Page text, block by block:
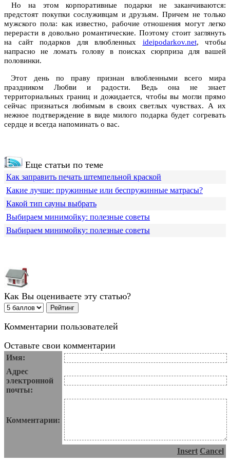
Но на этом корпоративные подарки не заканчиваются:
предстоят покупки сослуживцам и друзьям. Причем не только
мужского пола: как известно, рабочие отношения могут легко
перерасти в довольно романтические. Поэтому стоит заглянуть
на сайт подарков для влюбленных ideipodarkov.net, чтобы
напрасно не ломать голову в поисках сюрприза для вашей
половинки.
Этот день по праву признан влюбленными всего мира
праздником Любви и радости. Ведь она не знает
территориальных границ и дожидается, чтобы вы могли прямо
сейчас признаться любимым в своих светлых чувствах. А их
нежное подтверждение в виде милого подарка будет согревать
сердце и всегда напоминать о вас.
Еще статьи по теме
Как заправить печать штемпельной краской
Какие лучше: пружинные или беспружинные матрасы?
Какой тип сауны выбрать
Выбираем минимойку: полезные советы
Выбираем минимойку: полезные советы
Как Вы оцениваете эту статью?
Комментарии пользователей
Оставьте свои комментарии
Имя:
Адрес
электронной
почты:
Комментарии:
Insert Cancel